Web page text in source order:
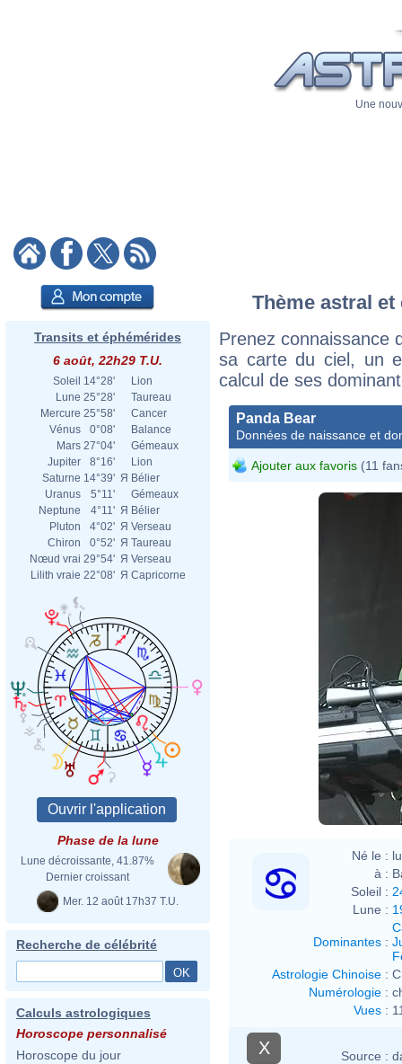
Une
Transits et éphémérides
6 août, 22h29 T.U.
Soleil 14°28'
Lion
Lune 25°28'
Taureau
Mercure 25°58'
Cancer
Vénus
0°08'
Balance
Mars 27°04'
Gémeaux
Jupiter
8°16'
Lion
Saturne 14°39' Я Bélier
Uranus
5°11'
Gémeaux
Neptune
4°11' Я Bélier
Pluton
4°02' Я Verseau
Chiron
0°52' Я Taureau
Nœud vrai 29°54' Я Verseau
Lilith vraie 22°08' Я Capricorne
Phase de la lune
Lune décroissante, 41.87%
Dernier croissant
Mer. 12 août 17h37 T.U.
Recherche de célébrité
Calculs astrologiques
Horoscope personnalisé
Horoscope du jour
Thème astral et
Prenez connaissance
sa carte du ciel, un
calcul de ses
Panda Bear
Données de naissance et
Ajouter aux favoris (11
Né le :
à :
Soleil :
Lune :
Dominantes :
Astrologie Chinoise :
Numérologie :
Vues :
X Source :